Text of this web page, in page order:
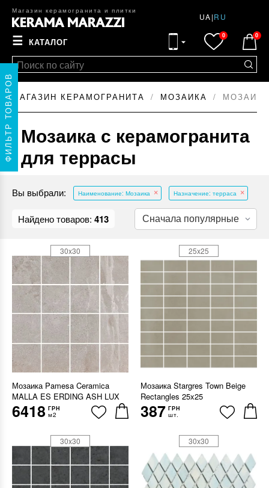
Магазин керамогранита и плитки
UA|RU
☰ КАТАЛОГ
0 0
МАГАЗИН КЕРАМОГРАНИТА МОЗАИКА
Мозаика с керамогранита
для террасы
Вы выбрали: Наименование: Мозаика Назначение: терраса
Найдено товаров: 413
Мозаика Pamesa Ceramica
MALLA ES ERDING ASH LUX
6418 ГРН
м2
30x30
Мозаика Stargres Town Beige
Rectangles 25x25
387 ГРН
шт.
25x25
30x30 30x30
ФИЛЬТР ТОВАРОВ